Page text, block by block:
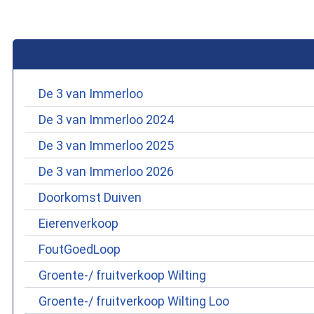
De 3 van Immerloo
De 3 van Immerloo 2024
De 3 van Immerloo 2025
De 3 van Immerloo 2026
Doorkomst Duiven
Eierenverkoop
FoutGoedLoop
Groente-/ fruitverkoop Wilting
Groente-/ fruitverkoop Wilting Loo